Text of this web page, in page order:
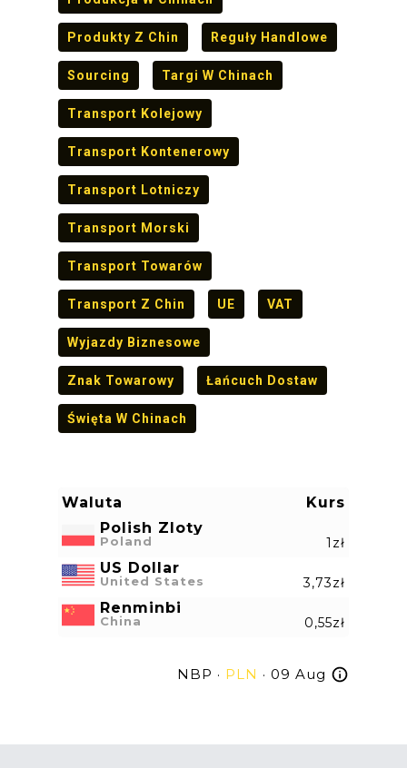
Produkty Z Chin Reguły Handlowe
Sourcing Targi W Chinach
Transport Kolejowy
Transport Kontenerowy
Transport Lotniczy
Transport Morski
Transport Towarów
Transport Z Chin UE VAT
Wyjazdy Biznesowe
Znak Towarowy Łańcuch Dostaw
Święta W Chinach
Waluta
Kurs
Polish Zloty
Poland 1zł
US Dollar
United States 3,73zł
Renminbi
China 0,55zł
NBP · PLN · 09 Aug